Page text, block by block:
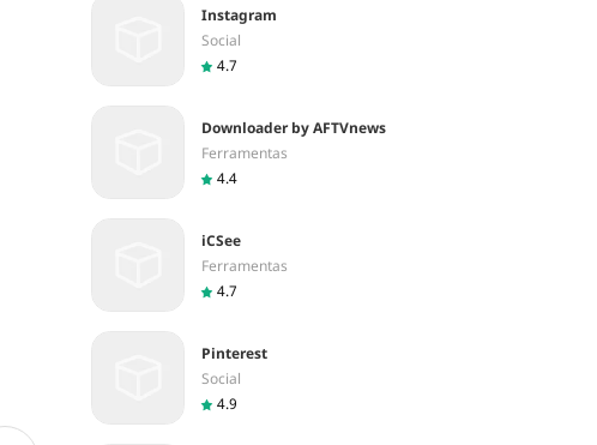
Instagram
Social
4.7
Downloader by AFTVnews
Ferramentas
4.4
iCSee
Ferramentas
4.7
Pinterest
Social
4.9